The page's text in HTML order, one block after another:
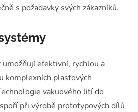
s požadavky svých zákazníků.
efektivní, rychlou a
komplexních plastových
vakuového lití do
při výrobě prototypových dílů